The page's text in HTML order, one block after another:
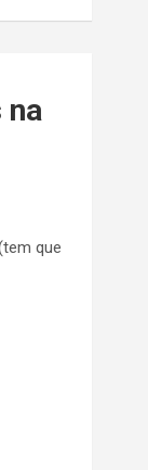
na
que